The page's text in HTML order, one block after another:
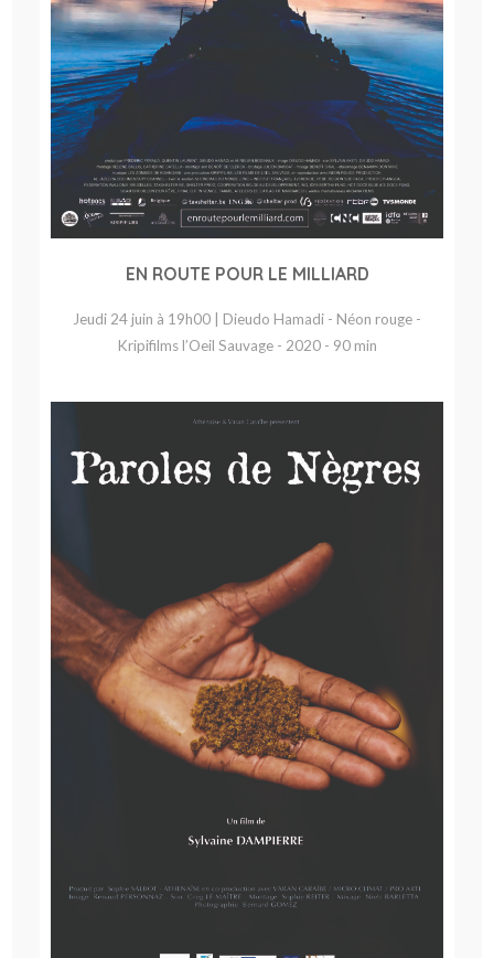
EN ROUTE POUR LE MILLIARD
Jeudi 24 juin à 19h00 | Dieudo Hamadi - Néon rouge -
Kripifilms l’Oeil Sauvage - 2020 - 90 min